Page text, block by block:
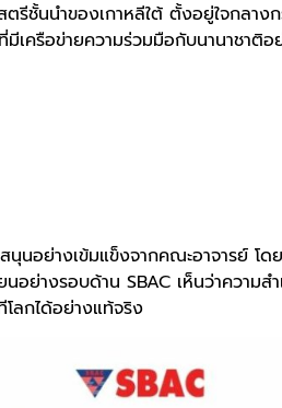
นนำของเกาหลีใต้ ตั้งอยู่ใจกลาง
เครือข่ายความร่วมมือกับนานาชา
นอย่างเข้มแข็งจากคณะอาจารย์ โ
ย่างรอบด้าน SBAC เห็นว่าความ
ลกได้อย่างแท้จริง